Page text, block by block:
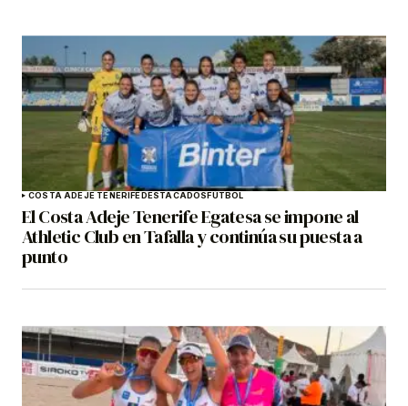
COSTA ADEJE TENERIFEDESTACADOSFÚTBOL
El Costa Adeje Tenerife Egatesa se impone al
Athletic Club en Tafalla y continúa su puesta a
punto